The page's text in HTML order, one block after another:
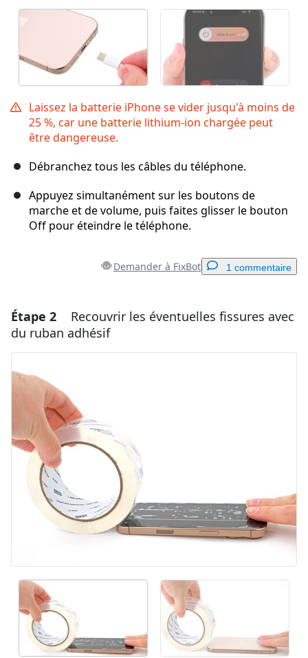
Laissez la batterie iPhone se vider jusqu'à moins de
25 %, car une batterie lithium-ion chargée peut
être dangereuse.
Débranchez tous les câbles du téléphone.
Appuyez simultanément sur les boutons de
marche et de volume, puis faites glisser le bouton
Off pour éteindre le téléphone.
Demander à FixBot 1 commentaire
Ajouter un commentaire
Ajouter un commentaire
Étape 2
Recouvrir les éventuelles fissures avec
du ruban adhésif